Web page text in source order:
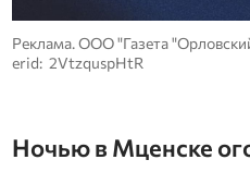
Реклама. ООО "Газета
erid: 2VtzquspHtR
Ночью в Мценске